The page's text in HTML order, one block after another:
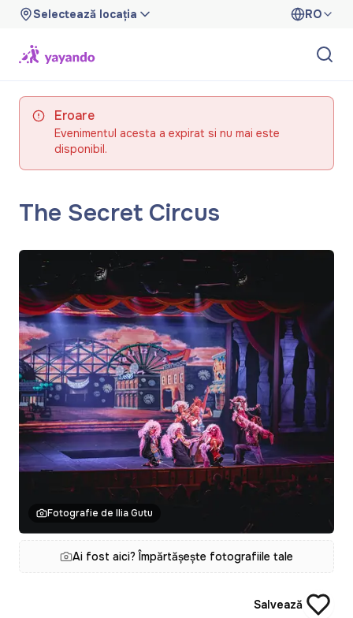
Selectează locația RO
Eroare
Evenimentul acesta a expirat si nu mai este
disponibil.
The Secret Circus
Fotografie de Ilia Gutu
Ai fost aici? Împărtășește fotografiile tale
Salvează